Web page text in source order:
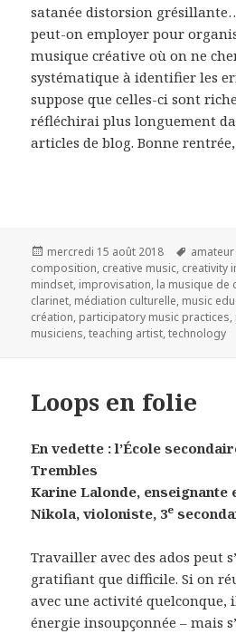
satanée distorsion
peut-on employer pour
musique créative où on ne
systématique à identifier les
suppose que celles-ci sont
réfléchirai plus longuement
articles de blog. Bonne
Publié
le
mercredi 15 août 2018
Mots-
clés
composition, creative music, creativity
mindset, improvisation, la musique de
clarinet, médiation culturelle, music
création, participatory music practices,
musiciens,teaching artist,technology
Loops en folie
En vedette : l’École
Trembles
Karine Lalonde, enseignante
Nikola, violoniste, 3e
Travailler avec des ados peut
gratifiant que difficile. Si on
avec une activité quelconque,
énergie insoupçonnée – mais